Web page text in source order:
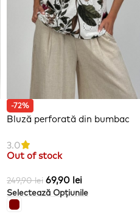
-72%
Bluză perforată din bumbac
3.0
Out of stock
249,90lei 69,90 lei
Selectează Opțiunile